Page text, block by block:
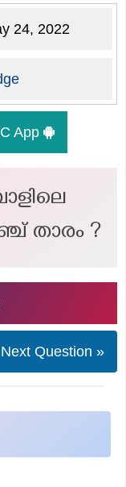
24, 2022
App
താരം ?
Next Question »